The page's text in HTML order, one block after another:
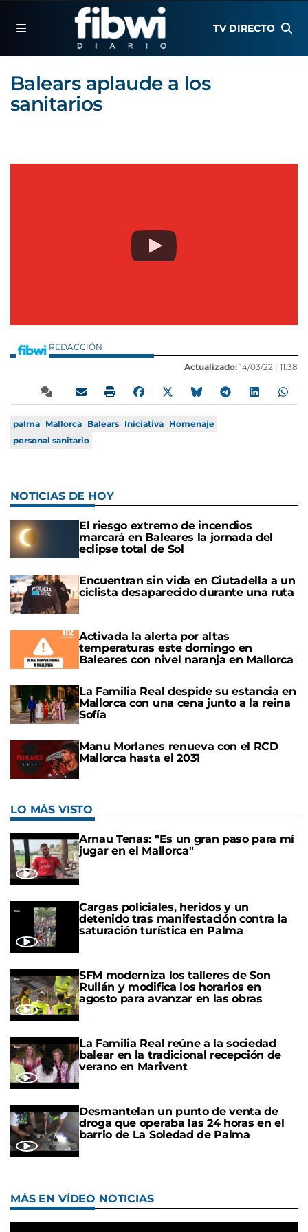
TV DIRECTO
Balears aplaude a los
sanitarios
REDACCIÓN
Actualizado: 14/03/22 | 11:38
palma Mallorca Balears Iniciativa Homenaje
personal sanitario
NOTICIAS DE HOY
El riesgo extremo de incendios
marcará en Baleares la jornada del
eclipse total de Sol
Encuentran sin vida en Ciutadella a un
ciclista desaparecido durante una ruta
Activada la alerta por altas
temperaturas este domingo en
Baleares con nivel naranja en Mallorca
La Familia Real despide su estancia en
Mallorca con una cena junto a la reina
Sofía
Manu Morlanes renueva con el RCD
Mallorca hasta el 2031
LO MÁS VISTO
Arnau Tenas: "Es un gran paso para mí
jugar en el Mallorca"
Cargas policiales, heridos y un
detenido tras manifestación contra la
saturación turística en Palma
SFM moderniza los talleres de Son
Rullán y modifica los horarios en
agosto para avanzar en las obras
La Familia Real reúne a la sociedad
balear en la tradicional recepción de
verano en Marivent
Desmantelan un punto de venta de
droga que operaba las 24 horas en el
barrio de La Soledad de Palma
MÁS EN VÍDEO NOTICIAS